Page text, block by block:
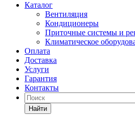
Каталог
Вентиляция
Кондиционеры
Приточные системы и
Климатическое
Оплата
Доставка
Услуги
Гарантия
Контакты
Найти